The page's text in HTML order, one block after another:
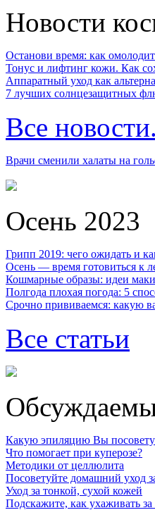
Новости
Останови время: как
Тонус и лифтинг кожи. Как
Аппаратный уход как
7 лучших солнцезащитных
Все
Врачи сменили халаты на
Осень 2023
Грипп 2019: чего ожидать и
Осень — время готовиться к
Кошмарные образы: идеи
Полгода плохая погода: 5
Срочно прививаемся: какую
Все статьи
Какую эпиляцию Вы
Что помогает при куперозе?
Методики от целлюлита
Посоветуйте домашний уход
Уход за тонкой, сухой кожей
Подскажите, как ухаживать